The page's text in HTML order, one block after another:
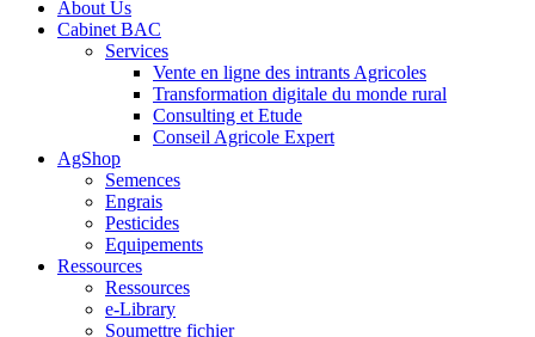
About Us
Cabinet BAC
Services
Vente en ligne des intrants Agricoles
Transformation digitale du monde rural
Consulting et Etude
Conseil Agricole Expert
AgShop
Semences
Engrais
Pesticides
Equipements
Ressources
Ressources
e-Library
Soumettre fichier